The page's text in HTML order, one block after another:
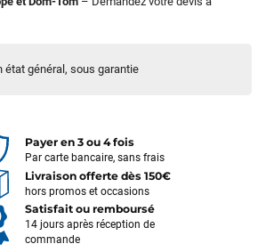
état général, sous garantie
Payer en 3 ou 4 fois
Par carte bancaire, sans frais
Livraison offerte dès 150€
hors promos et occasions
Satisfait ou remboursé
14 jours après réception de
commande